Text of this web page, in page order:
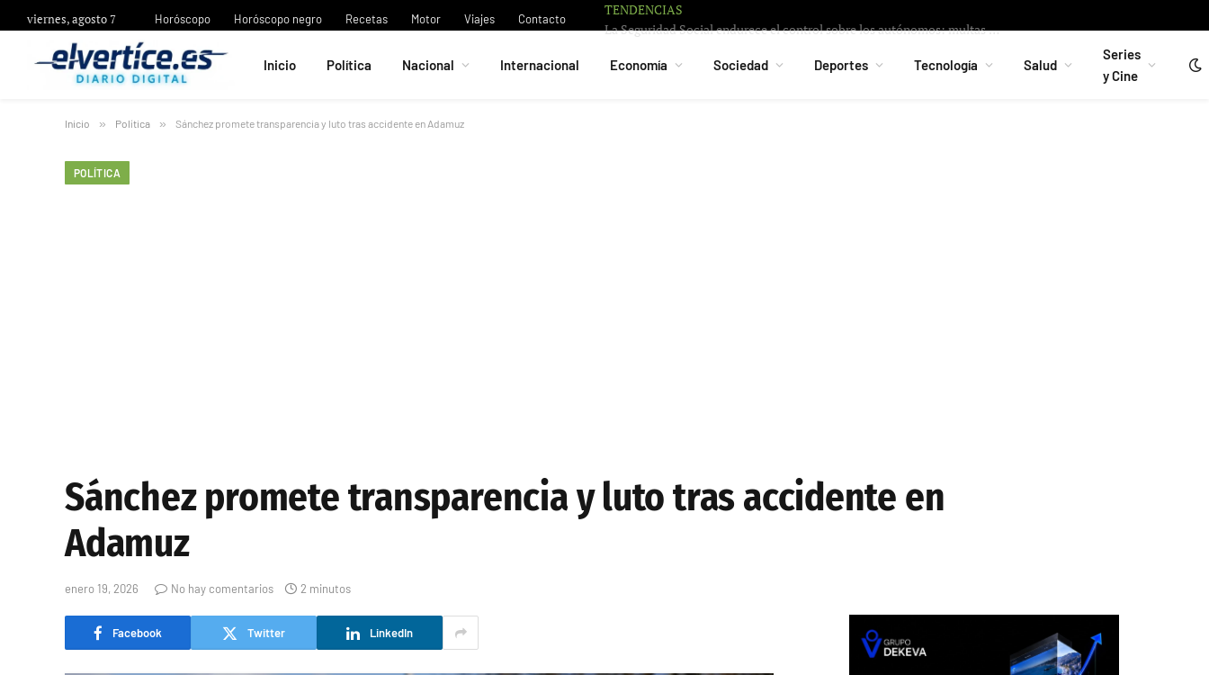
viernes, agosto 7 Horóscopo Horóscopo negro Recetas Motor Viajes Contacto
TENDENCIAS
La Seguridad Social endurece el control sobre los autónomos: multas de hasta 12.000 euros por no darse de alta en el RETA
Inicio Política Nacional Internacional Economía Sociedad Deportes Tecnología Salud
Series
y Cine
Inicio » Política » Sánchez promete transparencia y luto tras accidente en Adamuz
POLÍTICA
Sánchez promete transparencia y luto tras accidente en
Adamuz
enero 19, 2026 No hay comentarios 2 minutos
Facebook Twitter LinkedIn